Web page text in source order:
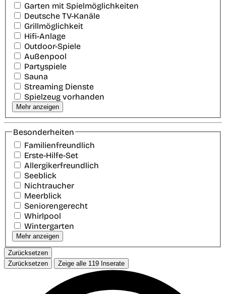
Garten mit Spielmöglichkeiten
Deutsche TV-Kanäle
Grillmöglichkeit
Hifi-Anlage
Outdoor-Spiele
Außenpool
Partyspiele
Sauna
Streaming Dienste
Spielzeug vorhanden
Mehr anzeigen
Besonderheiten
Familienfreundlich
Erste-Hilfe-Set
Allergikerfreundlich
Seeblick
Nichtraucher
Meerblick
Seniorengerecht
Whirlpool
Wintergarten
Mehr anzeigen
Zurücksetzen
Zurücksetzen
Zeige alle 119 Inserate